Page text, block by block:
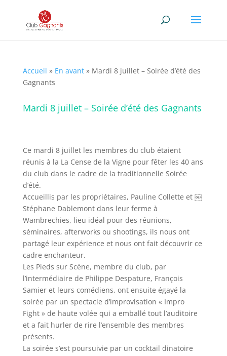
Accueil » En avant» Mardi 8 juillet – Soirée d’été des
Gagnants
Mardi 8 juillet – Soirée d’été des Gagnants
Ce mardi 8 juillet les membres du club étaient
réunis à la La Cense de la Vigne pour fêter les 40 ans
du club dans le cadre de la traditionnelle Soirée
d’été.
Accueillis par les propriétaires, Pauline Collette et ￼
Stéphane Dablemont dans leur ferme à
Wambrechies, lieu idéal pour des réunions,
séminaires, afterworks ou shootings, ils nous ont
partagé leur expérience et nous ont fait découvrir ce
cadre enchanteur.
Les Pieds sur Scène, membre du club, par
l’intermédiaire de Philippe Despature, François
Samier et leurs comédiens, ont ensuite égayé la
soirée par un spectacle d’improvisation « Impro
Fight » de haute volée qui a emballé tout l’auditoire
et a fait hurler de rire l’ensemble des membres
présents.
La soirée s’est poursuivie par un cocktail dinatoire